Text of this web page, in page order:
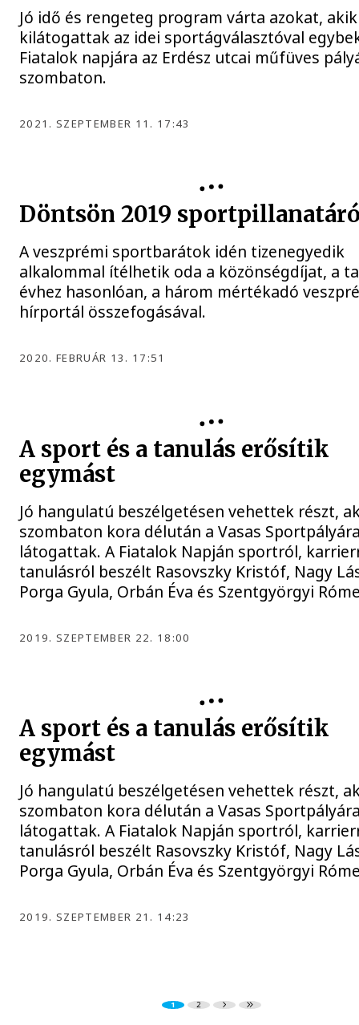
Jó idő és rengeteg program várta azokat, akik
kilátogattak az idei sportágválasztóval
Fiatalok napjára az Erdész utcai műfüves
szombaton.
2021. SZEPTEMBER 11. 17:43
Döntsön 2019
A veszprémi sportbarátok idén tizenegyedik
alkalommal ítélhetik oda a közönségdíjat, a
évhez hasonlóan, a három mértékadó
hírportál összefogásával.
2020. FEBRUÁR 13. 17:51
A sport és a tanulás erősítik
egymást
Jó hangulatú beszélgetésen vehettek részt,
szombaton kora délután a Vasas
látogattak. A Fiatalok Napján sportról,
tanulásról beszélt Rasovszky Kristóf, Nagy
Porga Gyula, Orbán Éva és Szentgyörgyi
2019. SZEPTEMBER 22. 18:00
A sport és a tanulás erősítik
egymást
Jó hangulatú beszélgetésen vehettek részt,
szombaton kora délután a Vasas
látogattak. A Fiatalok Napján sportról,
tanulásról beszélt Rasovszky Kristóf, Nagy
Porga Gyula, Orbán Éva és Szentgyörgyi
2019. SZEPTEMBER 21. 14:23
1 2